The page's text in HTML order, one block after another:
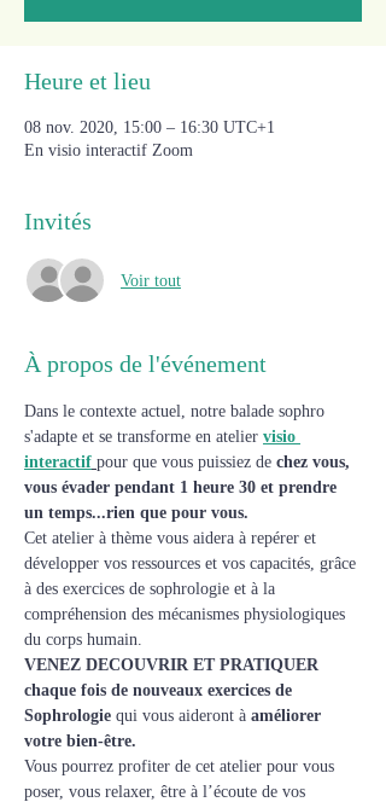
Heure et lieu
08 nov. 2020, 15:00 – 16:30 UTC+1
En visio interactif Zoom
Invités
Voir tout
À propos de l'événement
Dans le contexte actuel, notre balade sophro
s'adapte et se transforme en atelier visio
interactif pour que vous puissiez de chez vous,
vous évader pendant 1 heure 30 et prendre
un temps...rien que pour vous.
Cet atelier à thème vous aidera à repérer et
développer vos ressources et vos capacités, grâce
à des exercices de sophrologie et à la
compréhension des mécanismes physiologiques
du corps humain.
VENEZ DECOUVRIR ET PRATIQUER
chaque fois de nouveaux exercices de
Sophrologie qui vous aideront à améliorer
votre bien-être.
Vous pourrez profiter de cet atelier pour vous
poser, vous relaxer, être à l’écoute de vos